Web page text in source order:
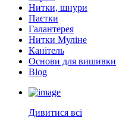
Нитки, шнури
Паєтки
Галантерея
Нитки Муліне
Канітель
Основи для вишивки
Blog
Дивитися всі